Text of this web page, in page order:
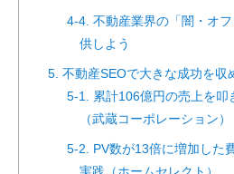
4-4. 不動産業界の「闇・オ
供しよう
5. 不動産SEOで大きな成功を収
5-1. 累計106億円の売上を叩
（武蔵コーポレーション）
5-2. PV数が13倍に増加した